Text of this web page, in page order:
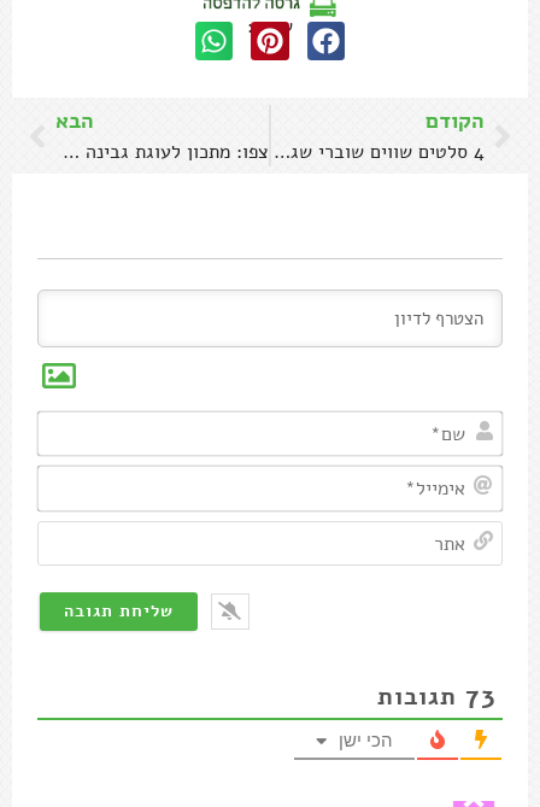
שתפו:
הקודם
4 סלטים שווים שוברי שגרה
הבא
צפו: מתכון לעוגת גבינה פירורים של אמא
73 תגובות
הכי ישן